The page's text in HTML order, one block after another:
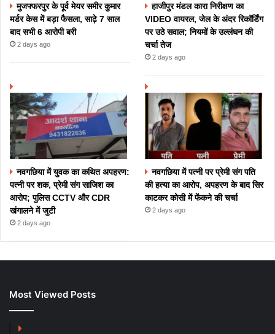
मुजफ्फरपुर के पूर्व मेयर समीर कुमार
मर्डर केस में बड़ा फैसला, साढ़े 7 साल
बाद सभी 6 आरोपी बरी
2 days ago
हाजीपुर मंडल कारा निरीक्षण का
VIDEO वायरल, जेल के अंदर रिकॉर्डिंग
पर उठे सवाल; नियमों के उल्लंघन की
चर्चा तेज
2 days ago
नवगछिया में युवक का कथित अपहरण:
पत्नी पर शक, प्रेमी संग साजिश का
आरोप; पुलिस CCTV और CDR
खंगालने में जुटी
2 days ago
नवगछिया में पत्नी पर प्रेमी संग पति
की हत्या का आरोप, अपहरण के बाद सिर
काटकर कोसी में फेंकने की चर्चा
2 days ago
Most Viewed Posts